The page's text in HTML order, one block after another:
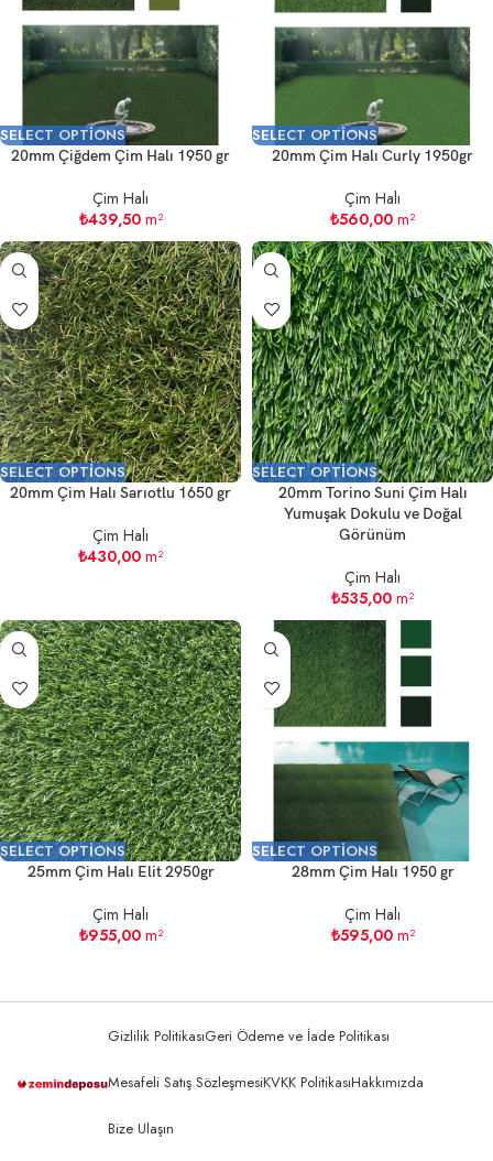
SELECT OPTIONS
20mm Çiğdem Çim Halı 1950 gr
Çim Halı
₺439,50m²
SELECT OPTIONS
20mm Çim Halı Curly 1950gr
Çim Halı
₺560,00 m²
SELECT OPTIONS
20mm Çim Halı Sarıotlu 1650 gr
Çim Halı
₺430,00 m²
SELECT OPTIONS
20mm Torino Suni Çim Halı
Yumuşak Dokulu ve Doğal
Görünüm
Çim Halı
₺535,00 m²
SELECT OPTIONS
25mm Çim Halı Elit 2950gr
Çim Halı
₺955,00m²
SELECT OPTIONS
28mm Çim Halı 1950 gr
Çim Halı
₺595,00m²
Gizlilik PolitikasıGeri Ödeme ve İade Politikası
Mesafeli Satış SözleşmesiKVKK PolitikasıHakkımızda
Bize Ulaşın